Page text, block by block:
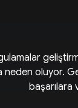
neden oluyor.
başarılara